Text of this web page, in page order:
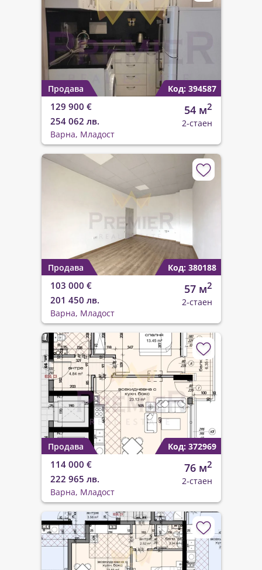
Продава Код: 394587
129 900 €
254 062 лв.
54 м2
2-стаен
Варна, Младост
Продава Код: 380188
103 000 €
201 450 лв.
57 м2
2-стаен
Варна, Младост
Продава Код: 372969
114 000 €
222 965 лв.
76 м2
2-стаен
Варна, Младост